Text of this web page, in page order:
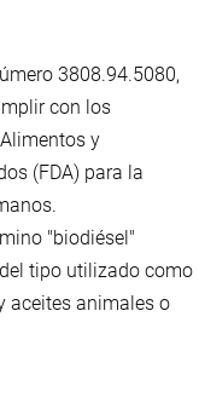
3808.94.5080,
con los
y
(FDA) para la
"biodiésel"
tipo utilizado como
aceites animales o